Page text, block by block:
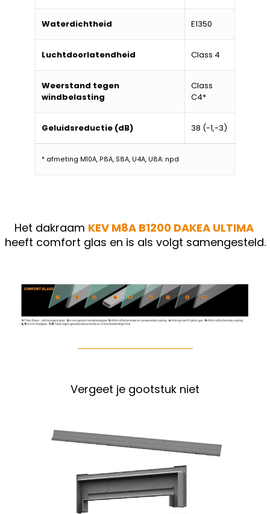
Waterdichtheid E1350
Luchtdoorlatendheid Class 4
Weerstand tegen
windbelasting
Class
C4*
Geluidsreductie (dB) 38 (-1,-3)
* afmeting M10A, P8A, S8A, U4A, U8A: npd
Het dakraam KEV M8A B1200 DAKEA ULTIMA
heeft comfort glas en is als volgt samengesteld.
Vergeet je gootstuk niet